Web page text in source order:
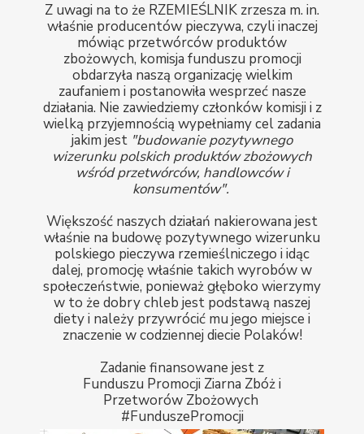
Z uwagi na to że RZEMIEŚLNIK zrzesza m. in.
właśnie producentów pieczywa, czyli inaczej
mówiąc przetwórców produktów
zbożowych, komisja funduszu promocji
obdarzyła naszą organizację wielkim
zaufaniem i postanowiła wesprzeć nasze
działania. Nie zawiedziemy członków komisji i z
wielką przyjemnością wypełniamy cel zadania
jakim jest "budowanie pozytywnego
wizerunku polskich produktów zbożowych
wśród przetwórców, handlowców i
konsumentów".
Większość naszych działań nakierowana jest
właśnie na budowę pozytywnego wizerunku
polskiego pieczywa rzemieślniczego i idąc
dalej, promocję właśnie takich wyrobów w
społeczeństwie, ponieważ głęboko wierzymy
w to że dobry chleb jest podstawą naszej
diety i należy przywrócić mu jego miejsce i
znaczenie w codziennej diecie Polaków!
Zadanie finansowane jest z
Funduszu Promocji Ziarna Zbóż i
Przetworów Zbożowych
#FunduszePromocji